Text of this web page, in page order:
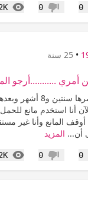
0 عدم إعجاب
0
2K
• 25 سنة
أمري ...........أرجو
ابنتي الكبيرة
أنا استخدم مانع
أوقف المانع وأنا غير
أن... المزيد
0 عدم إعجاب
0
2K